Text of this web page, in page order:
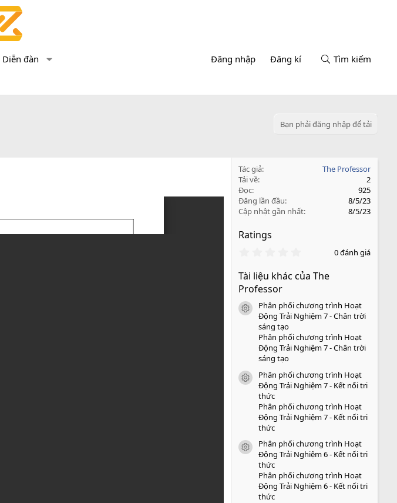
Diễn đàn Đăng nhập Đăng kí Tìm kiếm
Bạn phải đăng nhập để tải
Tác giả
The Professor
Tải về
2
Đọc
925
Đăng lần đầu
8/5/23
Cập nhật gần nhất
8/5/23
Ratings
0
0
o
0 đánh giá
Tài liệu khác của The
Professor
icon tài liệu
Phân phối chương trình Hoạt
Động Trải Nghiệm 7 - Chân trời
sáng tạo
Phân phối chương trình Hoạt
Động Trải Nghiệm 7 - Chân trời
sáng tạo
icon tài liệu
Phân phối chương trình Hoạt
Động Trải Nghiệm 7 - Kết nối tri
thức
Phân phối chương trình Hoạt
Động Trải Nghiệm 7 - Kết nối tri
thức
icon tài liệu
Phân phối chương trình Hoạt
Động Trải Nghiệm 6 - Kết nối tri
thức
Phân phối chương trình Hoạt
Động Trải Nghiệm 6 - Kết nối tri
thức